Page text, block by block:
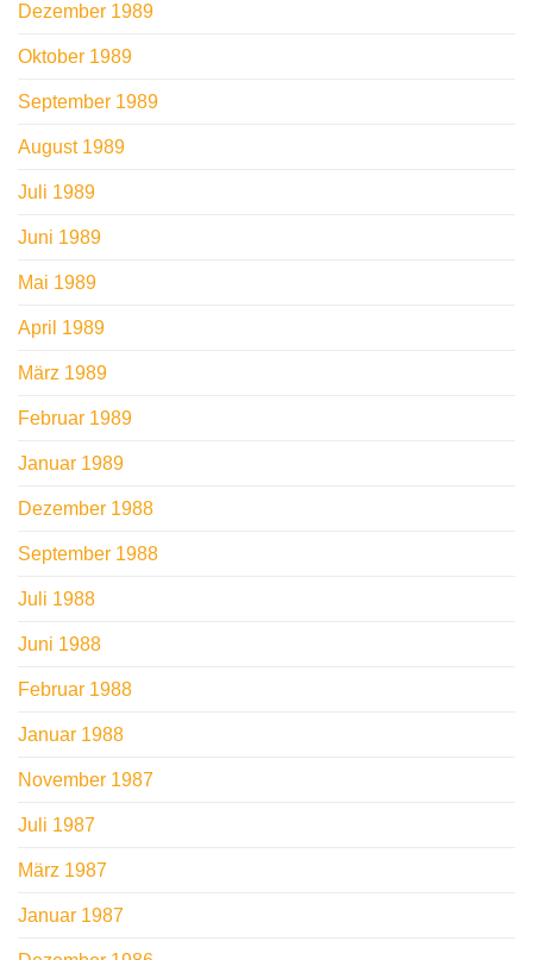
Dezember 1989
Oktober 1989
September 1989
August 1989
Juli 1989
Juni 1989
Mai 1989
April 1989
März 1989
Februar 1989
Januar 1989
Dezember 1988
September 1988
Juli 1988
Juni 1988
Februar 1988
Januar 1988
November 1987
Juli 1987
März 1987
Januar 1987